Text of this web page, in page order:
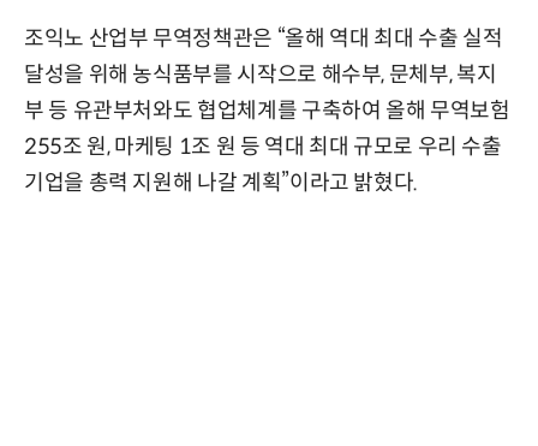
조익노 산업부 무역정책관은 “올해 역대 최대 수출 실적
달성을 위해 농식품부를 시작으로 해수부, 문체부, 복지
부 등 유관부처와도 협업체계를 구축하여 올해 무역보험
255조 원, 마케팅 1조 원 등 역대 최대 규모로 우리 수출
기업을 총력 지원해 나갈 계획”이라고 밝혔다.